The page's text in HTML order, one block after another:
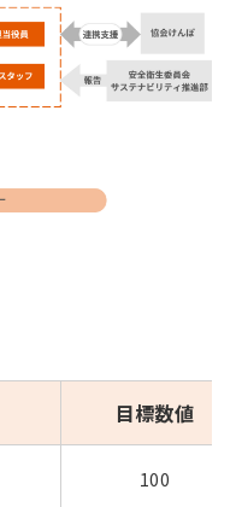
目標数値
100